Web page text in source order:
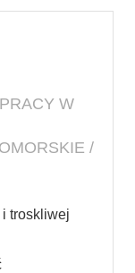
W
/
troskliwej